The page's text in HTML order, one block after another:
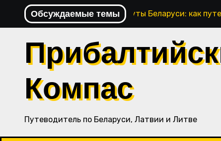
Перейти
Обсуждаемые темы
Исторические маршруты Беларуси: как
Компас
Путеводитель по Беларуси, Латвии и Литве